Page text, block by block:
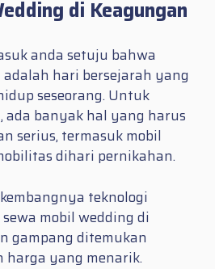
di Keagungan
anda setuju bahwa
hari bersejarah yang
seseorang. Untuk
ada banyak hal yang harus
serius, termasuk mobil
dihari pernikahan.
teknologi
mobil wedding di
gampang ditemukan
yang menarik.